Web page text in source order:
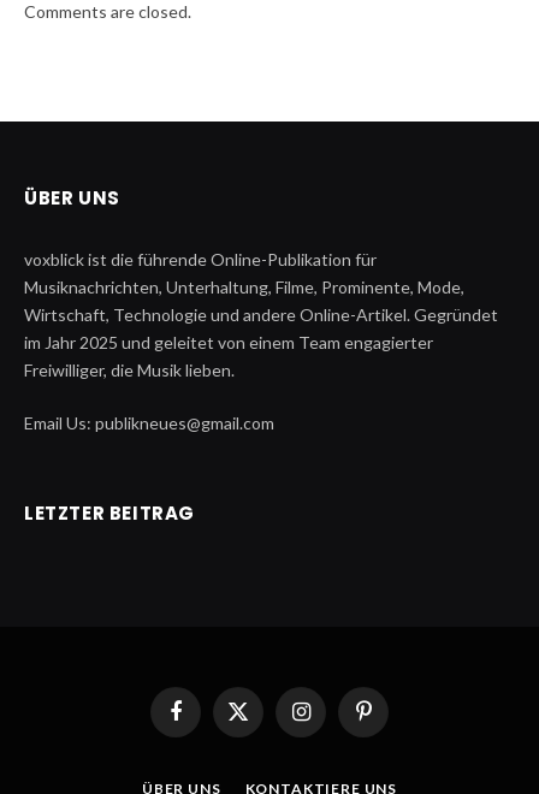
Comments are closed.
ÜBER UNS
voxblick ist die führende Online-Publikation für
Musiknachrichten, Unterhaltung, Filme, Prominente, Mode,
Wirtschaft, Technologie und andere Online-Artikel. Gegründet
im Jahr 2025 und geleitet von einem Team engagierter
Freiwilliger, die Musik lieben.
Email Us: publikneues@gmail.com
LETZTER BEITRAG
FacebookX
InstagramPinterest
ÜBER UNS KONTAKTIERE UNS